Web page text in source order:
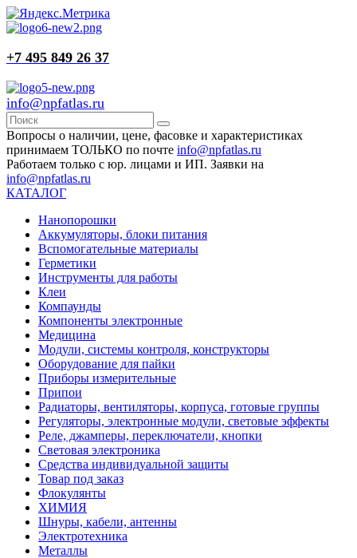
+7 495 849 26 37
info@npfatlas.ru
Вопросы о наличии, цене, фасовке и характеристиках
принимаем ТОЛЬКО по почте info@npfatlas.ru
Работаем только с юр. лицами и ИП. Заявки на
info@npfatlas.ru
КАТАЛОГ
Нанопорошки
Аккумуляторы, блоки питания
Вспомогательные материалы
Герметики
Инструменты для работы
Клеи
Компаунды
Компоненты электронные
Медицина
Модули, системы контроля, конструкторы
Оборудование для пайки
Приборы измерительные
Припои
Радиаторы, вентиляторы, корпуса, готовые группы
Регуляторы, электронные модули, световые эффекты
Реле, джамперы, переключатели, кнопки
Световая электроника
Средства индивидуальной защиты
Товар под заказ
Флокулянты
ХИМИЯ
Шнуры, кабели, антенны
Электротехника
Металлы